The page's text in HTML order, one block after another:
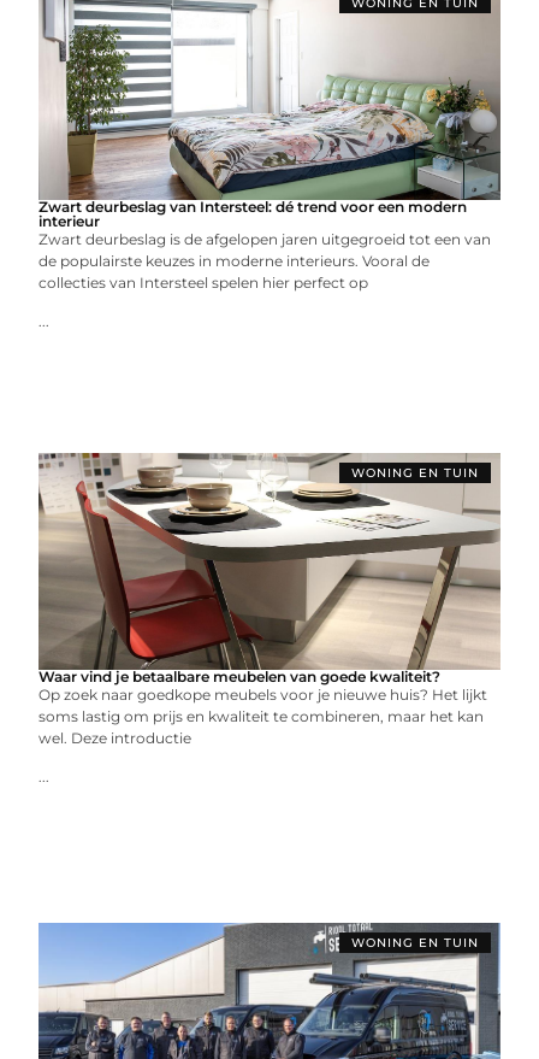
Zwart deurbeslag van Intersteel: dé trend voor een modern
interieur
Zwart deurbeslag is de afgelopen jaren uitgegroeid tot een van
de populairste keuzes in moderne interieurs. Vooral de
collecties van Intersteel spelen hier perfect op
...
WONING EN TUIN
Waar vind je betaalbare meubelen van goede kwaliteit?
Op zoek naar goedkope meubels voor je nieuwe huis? Het lijkt
soms lastig om prijs en kwaliteit te combineren, maar het kan
wel. Deze introductie
...
WONING EN TUIN